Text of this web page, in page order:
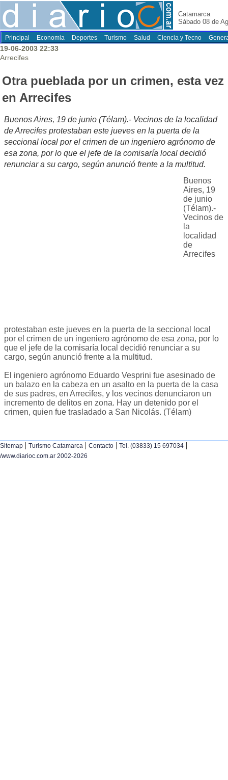
Catamarca
Sábado 08 de
Principal Economia Deportes Turismo Salud Ciencia y Tecno
19-06-2003 22:33
Arrecifes
Otra pueblada por un crimen, esta vez
en Arrecifes
Buenos Aires, 19 de junio (Télam).- Vecinos de la localidad
de Arrecifes protestaban este jueves en la puerta de la
seccional local por el crimen de un ingeniero agrónomo de
esa zona, por lo que el jefe de la comisaría local decidió
renunciar a su cargo, según anunció frente a la multitud.
Buenos
Aires, 19
de junio
(Télam).-
Vecinos de
la
localidad
de
Arrecifes
protestaban este jueves en la puerta de la seccional local
por el crimen de un ingeniero agrónomo de esa zona, por lo
que el jefe de la comisaría local decidió renunciar a su
cargo, según anunció frente a la multitud.
El ingeniero agrónomo Eduardo Vesprini fue asesinado de
un balazo en la cabeza en un asalto en la puerta de la casa
de sus padres, en Arrecifes, y los vecinos denunciaron un
incremento de delitos en zona. Hay un detenido por el
crimen, quien fue trasladado a San Nicolás. (Télam)
Sitemap | Turismo Catamarca | Contacto | Tel. (03833) 15 697034 |
/www.diarioc.com.ar 2002-2026